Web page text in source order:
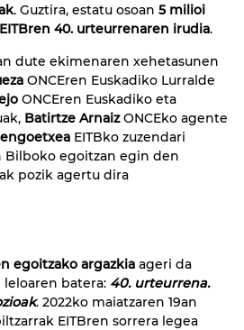
. Guztira, estatu osoan 5 milioi
40. urteurrenaren irudia.
dute ekimenaren xehetasunen
ONCEren Euskadiko Lurralde
ONCEren Euskadiko eta
Batirtze ArnaizONCEko agente
EITBko zuzendari
Bilboko egoitzan egin den
pozik agertu dira
egoitzako argazkia ageri da
batera: 40. urteurrena.
. 2022ko maiatzaren 19an
EITBren sorrera legea